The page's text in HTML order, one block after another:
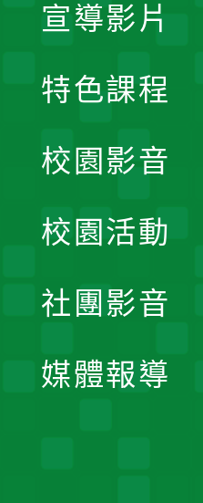
宣導影片
特色課程
校園影音
校園活動
社團影音
媒體報導